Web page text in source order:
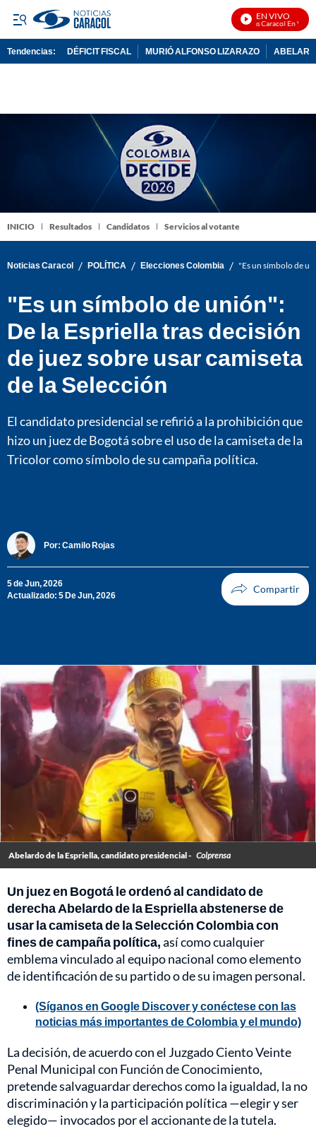
EN VIVO
Noticias Caracol En Vivo
Tendencias: DÉFICIT FISCAL MURIÓ ALFONSO LIZARAZO
INICIO Resultados Candidatos Servicios al votante
Noticias Caracol / POLÍTICA / Elecciones Colombia / "Es un símbolo de
"Es un símbolo de unión":
De la Espriella tras decisión
de juez sobre usar camiseta
de la Selección
El candidato presidencial se refirió a la prohibición que
hizo un juez de Bogotá sobre el uso de la camiseta de la
Tricolor como símbolo de su campaña política.
Por: Camilo Rojas
5 de Jun, 2026
Actualizado: 5 De Jun, 2026
Abelardo de la Espriella, candidato presidencial - Colprensa
Un juez en Bogotá le ordenó al candidato de
derecha Abelardo de la Espriella abstenerse de
usar la camiseta de la Selección Colombia con
fines de campaña política,así como cualquier
emblema vinculado al equipo nacional como elemento
de identificación de su partido o de su imagen personal.
(Síganos en Google Discover y conéctese con las
noticias más importantes de Colombia y el mundo)
La decisión, de acuerdo con el Juzgado Ciento Veinte
Penal Municipal con Función de Conocimiento,
pretende salvaguardar derechos como la igualdad, la no
discriminación y la participación política —elegir y ser
elegido— invocados por el accionante de la tutela.